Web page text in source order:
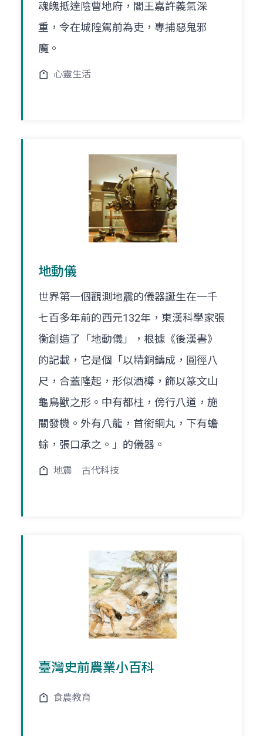
魂魄抵達陰曹地府，閻王嘉許義氣深
重，令在城隍駕前為吏，專捕惡鬼邪
魔。
心靈生活
地動儀
世界第一個觀測地震的儀器誕生在一千
七百多年前的西元132年，東漢科學家張
衡創造了「地動儀」，根據《後漢書》
的記載，它是個「以精銅鑄成，圓徑八
尺，合蓋隆起，形似酒樽，飾以篆文山
龜鳥獸之形。中有都柱，傍行八道，施
關發機。外有八龍，首銜銅丸，下有蟾
蜍，張口承之。」的儀器。
地震 古代科技
臺灣史前農業小百科
食農教育